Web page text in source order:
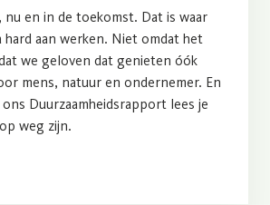
en in de toekomst. Dat is waar
hard aan werken. Niet omdat het
we geloven dat genieten óók
mens, natuur en ondernemer. En
Duurzaamheidsrapport lees je
weg zijn.